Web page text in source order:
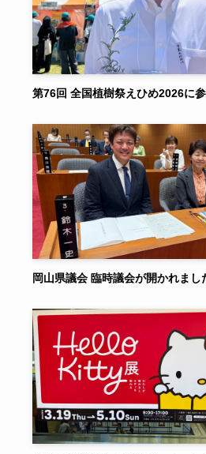
第76回 全国植樹祭えひめ2026に
岡山県議会 臨時議会が開かれまし